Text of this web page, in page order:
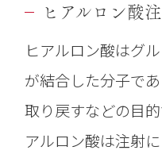
た、眉やまぶたで
繰り返し施術を行
効き目が弱くなっ
ボトックス薬剤を
腫れや赤み、かゆ
ヒアルロン酸
ヒアルロン酸はグ
が結合した分子で
取り戻すなどの目
アルロン酸は注射